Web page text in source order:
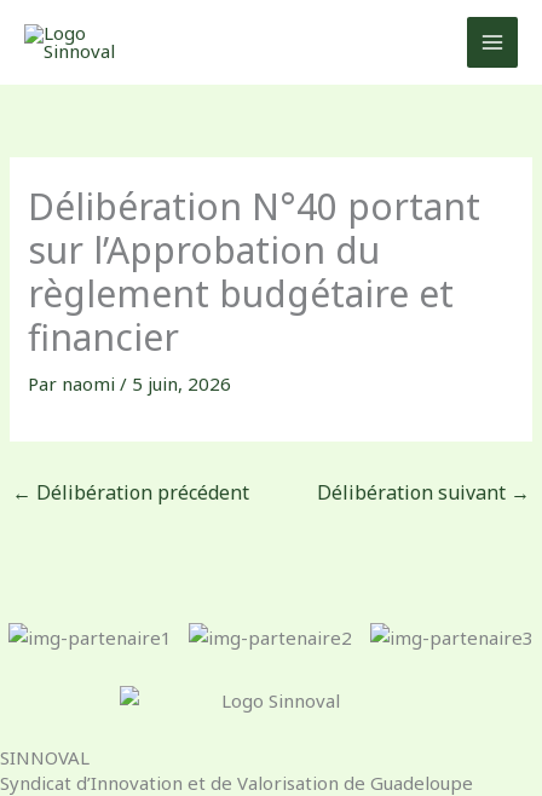
Délibération N°40 portant
sur l’Approbation du
règlement budgétaire et
financier
Par naomi/ 5 juin, 2026
← Délibération précédent Délibération suivant →
SINNOVAL
Syndicat d’Innovation et de Valorisation de Guadeloupe